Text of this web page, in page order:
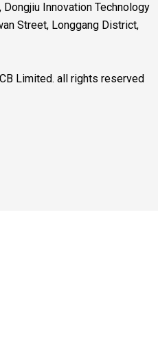
Dongjiu Innovation Technology
Street, Longgang District,
Limited. all rights reserved